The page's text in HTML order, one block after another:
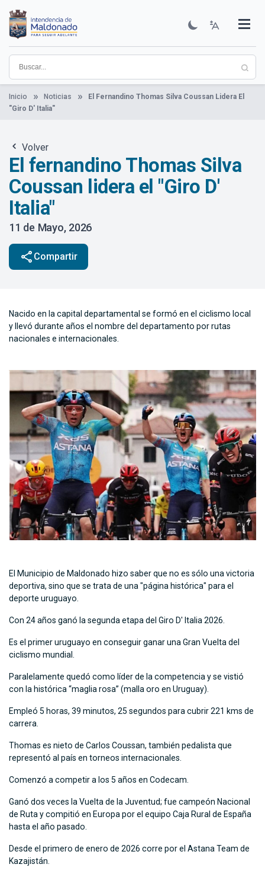
contenido
principal
Institucional
Municipios
Descubre Maldonado
Comunicación
Servicios
Guía De Trámites
Ver Noticias
Inicio Noticias
El Fernandino Thomas Silva Coussan Lidera El
"Giro D' Italia"
Volver
El fernandino Thomas Silva
Coussan lidera el "Giro D'
Italia"
11 de Mayo, 2026
share Compartir
Nacido en la capital departamental se formó en el ciclismo local
y llevó durante años el nombre del departamento por rutas
nacionales e internacionales.
El Municipio de Maldonado hizo saber que no es sólo una victoria
deportiva, sino que se trata de una "página histórica" para el
deporte uruguayo.
Con 24 años ganó la segunda etapa del Giro D' Italia 2026.
Es el primer uruguayo en conseguir ganar una Gran Vuelta del
ciclismo mundial.
Paralelamente quedó como líder de la competencia y se vistió
con la histórica “maglia rosa” (malla oro en Uruguay).
Empleó 5 horas, 39 minutos, 25 segundos para cubrir 221 kms de
carrera.
Thomas es nieto de Carlos Coussan, también pedalista que
representó al país en torneos internacionales.
Comenzó a competir a los 5 años en Codecam.
Ganó dos veces la Vuelta de la Juventud; fue campeón Nacional
de Ruta y compitió en Europa por el equipo Caja Rural de España
hasta el año pasado.
Desde el primero de enero de 2026 corre por el Astana Team de
Kazajistán.